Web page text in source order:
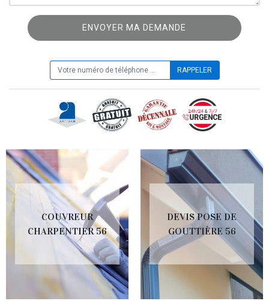
COUVREUR
CHARPENTIER 56
DEVIS POSE DE
GOUTTIÈRE 56